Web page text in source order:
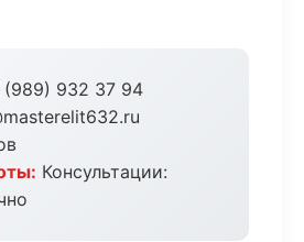
(989) 932 37 94
Консультации: